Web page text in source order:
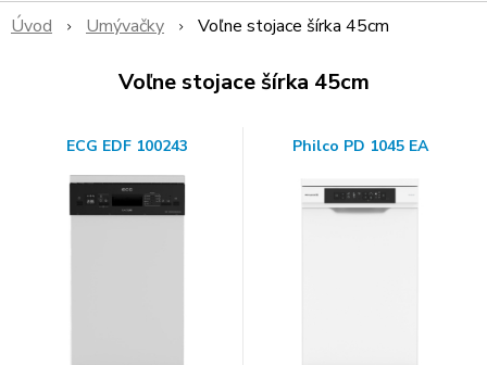
Úvod Umývačky Voľne stojace šírka 45cm
Voľne stojace šírka 45cm
ECG EDF 100243 Philco PD 1045 EA